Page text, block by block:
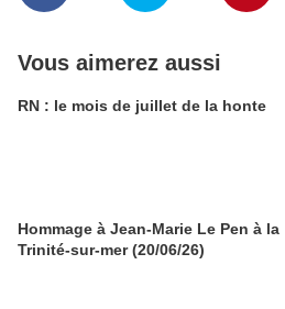
Vous aimerez aussi
RN : le mois de juillet de la honte
Hommage à Jean-Marie Le Pen à la
Trinité-sur-mer (20/06/26)